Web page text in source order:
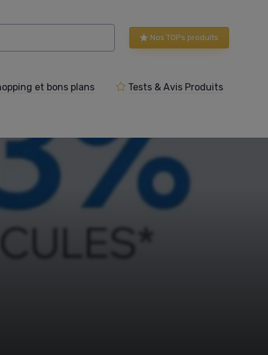
Nos TOPs produits
et bons plans Tests & Avis Produits